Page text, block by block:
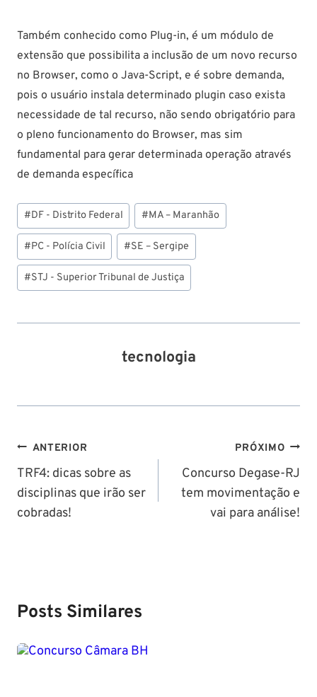
Também conhecido como Plug-in, é um módulo de
extensão que possibilita a inclusão de um novo recurso
no Browser, como o Java-Script, e é sobre demanda,
pois o usuário instala determinado plugin caso exista
necessidade de tal recurso, não sendo obrigatório para
o pleno funcionamento do Browser, mas sim
fundamental para gerar determinada operação através
de demanda específica
Tags
do
Post:
#DF - Distrito Federal #MA – Maranhão
#PC - Polícia Civil #SE – Sergipe
#STJ - Superior Tribunal de Justiça
tecnologia
Navegação
de
Post
ANTERIOR
TRF4: dicas sobre as
disciplinas que irão ser
cobradas!
PRÓXIMO
Concurso Degase-RJ
tem movimentação e
vai para análise!
Posts Similares